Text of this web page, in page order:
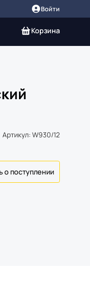
Войти
Корзина
Артикул: W930/12